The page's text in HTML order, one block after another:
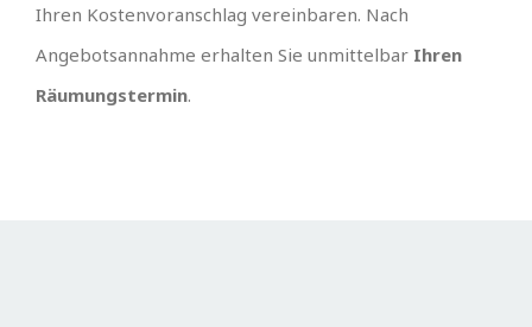
Ihren Kostenvoranschlag vereinbaren. Nach
Angebotsannahme erhalten Sie unmittelbar Ihren
Räumungstermin.